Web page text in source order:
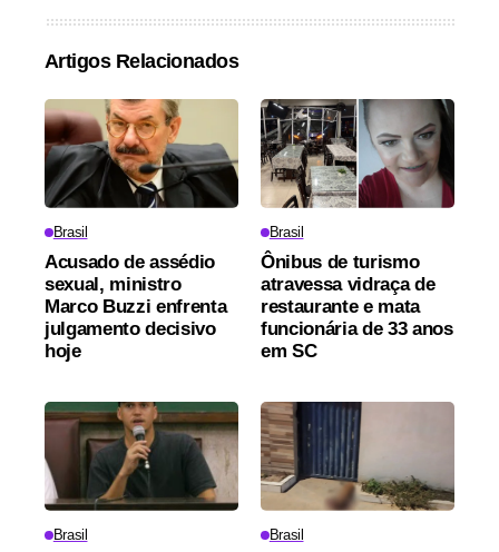
Artigos Relacionados
Brasil
Acusado de assédio
sexual, ministro
Marco Buzzi enfrenta
julgamento decisivo
hoje
Brasil
Ônibus de turismo
atravessa vidraça de
restaurante e mata
funcionária de 33 anos
em SC
Brasil Brasil